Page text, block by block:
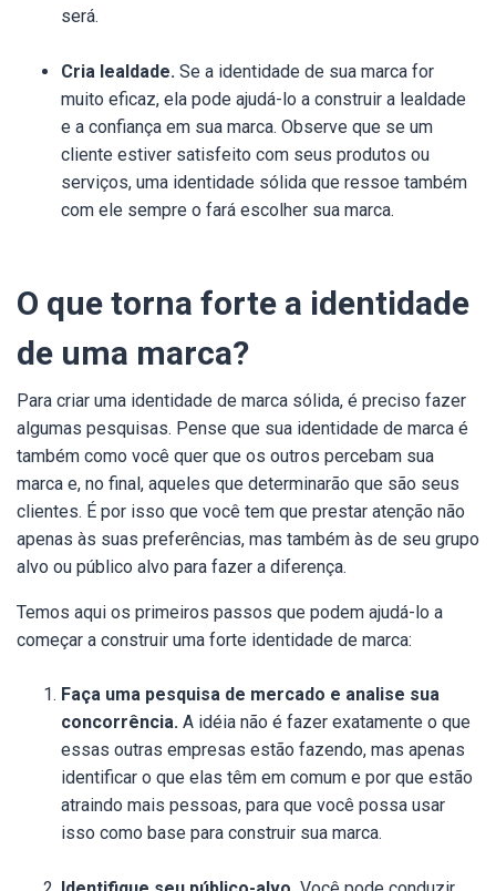
será.
Cria lealdade. Se a identidade de sua marca for
muito eficaz, ela pode ajudá-lo a construir a lealdade
e a confiança em sua marca. Observe que se um
cliente estiver satisfeito com seus produtos ou
serviços, uma identidade sólida que ressoe também
com ele sempre o fará escolher sua marca.
O que torna forte a identidade
de uma marca?
Para criar uma identidade de marca sólida, é preciso fazer
algumas pesquisas. Pense que sua identidade de marca é
também como você quer que os outros percebam sua
marca e, no final, aqueles que determinarão que são seus
clientes. É por isso que você tem que prestar atenção não
apenas às suas preferências, mas também às de seu grupo
alvo ou público alvo para fazer a diferença.
Temos aqui os primeiros passos que podem ajudá-lo a
começar a construir uma forte identidade de marca:
Faça uma pesquisa de mercado e analise sua
concorrência. A idéia não é fazer exatamente o que
essas outras empresas estão fazendo, mas apenas
identificar o que elas têm em comum e por que estão
atraindo mais pessoas, para que você possa usar
isso como base para construir sua marca.